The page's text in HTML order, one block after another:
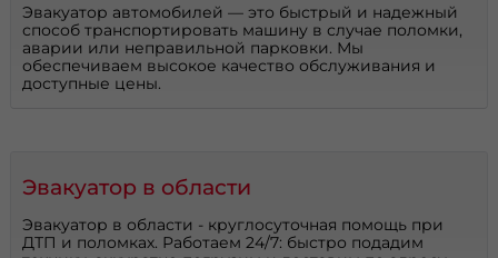
Эвакуатор автомобилей — это быстрый и надежный
способ транспортировать машину в случае поломки,
аварии или неправильной парковки. Мы
обеспечиваем высокое качество обслуживания и
доступные цены.
Эвакуатор в области
Эвакуатор в области - круглосуточная помощь при
ДТП и поломках. Работаем 24/7: быстро подадим